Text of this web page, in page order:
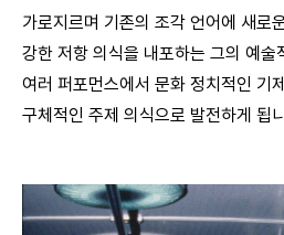
가로지르며 기존의 조각 언어에 새로
강한 저항 의식을 내포하는 그의 예술
여러 퍼포먼스에서 문화 정치적인 기
구체적인 주제 의식으로 발전하게 됩